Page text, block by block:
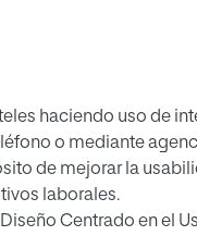
haciendo uso de
o mediante
de mejorar la
laborales.
Centrado en el